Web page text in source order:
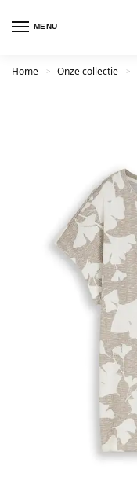
MENU
Home > Onze collectie >